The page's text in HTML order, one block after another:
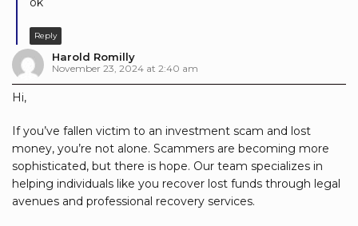
Reply
Harold Romilly
November 23, 2024 at 2:40 am
Hi,
If you’ve fallen victim to an investment scam and lost
money, you’re not alone. Scammers are becoming more
sophisticated, but there is hope. Our team specializes in
helping individuals like you recover lost funds through legal
avenues and professional recovery services.